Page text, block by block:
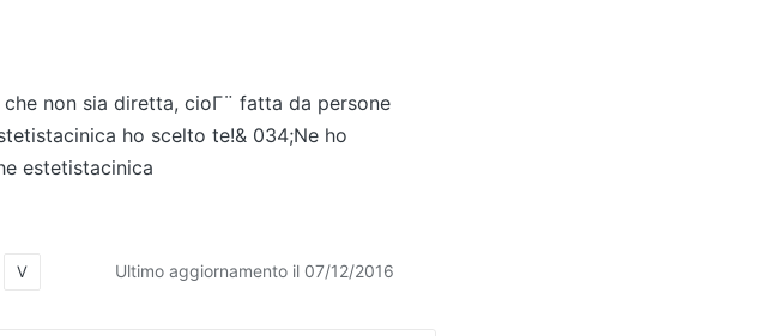
non sia diretta, cioΓ¨ fatta da persone
ho scelto te!& 034;Ne ho
estetistacinica
V Ultimo aggiornamento il 07/12/2016